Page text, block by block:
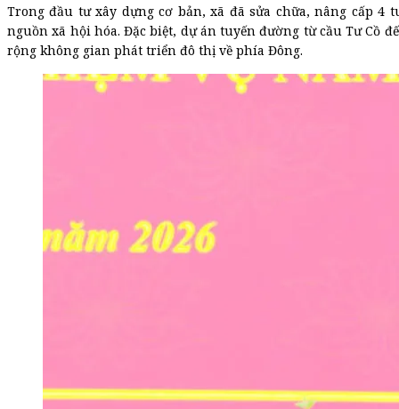
Trong đầu tư xây dựng cơ bản, xã đã sửa chữa, nâng cấp
nguồn xã hội hóa. Đặc biệt, dự án tuyến đường từ cầu Tư Cồ
rộng không gian phát triển đô thị về phía Đông.